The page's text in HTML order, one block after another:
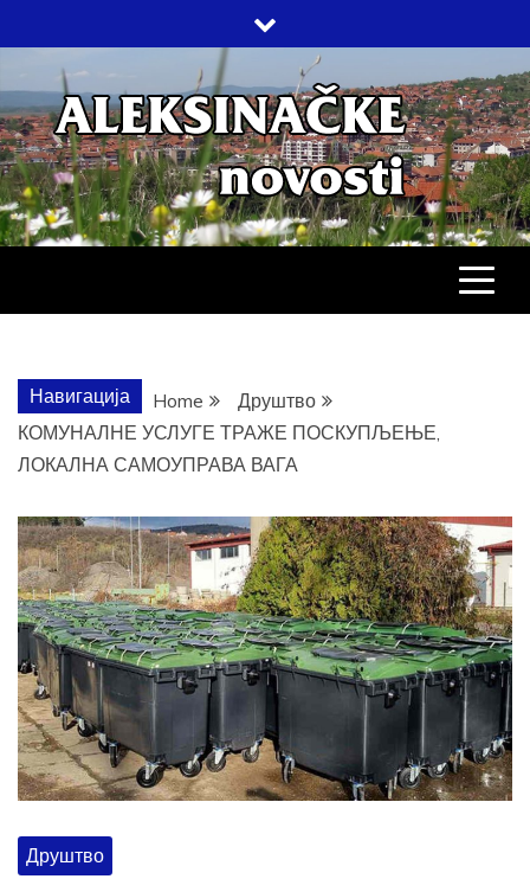
to
content
НОВОСТИ
ДРУШТВО, КУЛТУРА, ЕКОНОМИЈА,
СПОРТ, ПОСЛОВНИ ИМЕНИК,
Навигација Home
Друштво
КОМУНАЛНЕ УСЛУГЕ ТРАЖЕ ПОСКУПЉЕЊЕ,
ЛОКАЛНА САМОУПРАВА ВАГА
Друштво